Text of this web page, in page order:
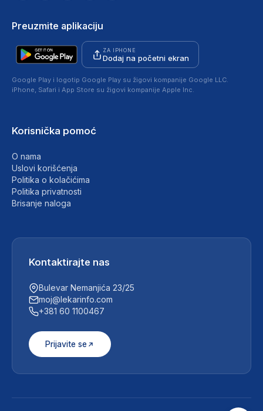
Preuzmite aplikaciju
ZA IPHONE
Dodaj na početni ekran
Google Play i logotip Google Play su žigovi kompanije Google LLC.
iPhone, Safari i App Store su žigovi kompanije Apple Inc.
Korisnička pomoć
O nama
Uslovi korišćenja
Politika o kolačićima
Politika privatnosti
Brisanje naloga
Kontaktirajte nas
Bulevar Nemanjića 23/25
moj@lekarinfo.com
+381 60 1100467
Prijavite se